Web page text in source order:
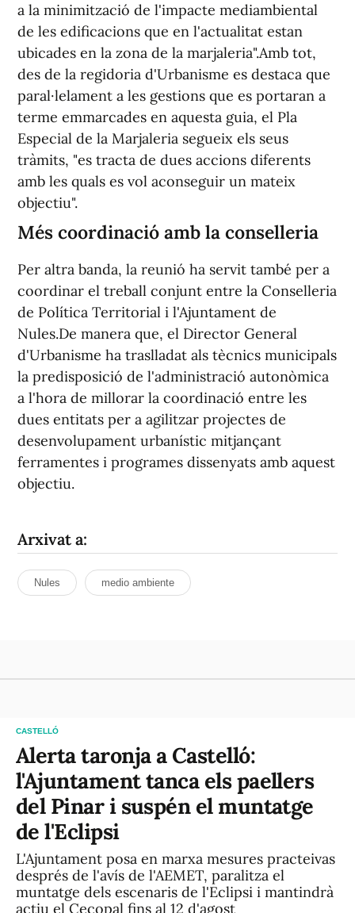
a la minimització de l'impacte mediambiental
de les edificacions que en l'actualitat estan
ubicades en la zona de la marjaleria".Amb tot,
des de la regidoria d'Urbanisme es destaca que
paral·lelament a les gestions que es portaran a
terme emmarcades en aquesta guia, el Pla
Especial de la Marjaleria segueix els seus
tràmits, "es tracta de dues accions diferents
amb les quals es vol aconseguir un mateix
objectiu".
Més coordinació amb la conselleria
Per altra banda, la reunió ha servit també per a
coordinar el treball conjunt entre la Conselleria
de Política Territorial i l'Ajuntament de
Nules.De manera que, el Director General
d'Urbanisme ha traslladat als tècnics municipals
la predisposició de l'administració autonòmica
a l'hora de millorar la coordinació entre les
dues entitats per a agilitzar projectes de
desenvolupament urbanístic mitjançant
ferramentes i programes dissenyats amb aquest
objectiu.
Arxivat a:
Nules medio ambiente
CASTELLÓ
Alerta taronja a Castelló:
l'Ajuntament tanca els paellers
del Pinar i suspén el muntatge
de l'Eclipsi
L'Ajuntament posa en marxa mesures practeivas
després de l'avís de l'AEMET, paralitza el
muntatge dels escenaris de l'Eclipsi i mantindrà
actiu el Cecopal fins al 12 d'agost